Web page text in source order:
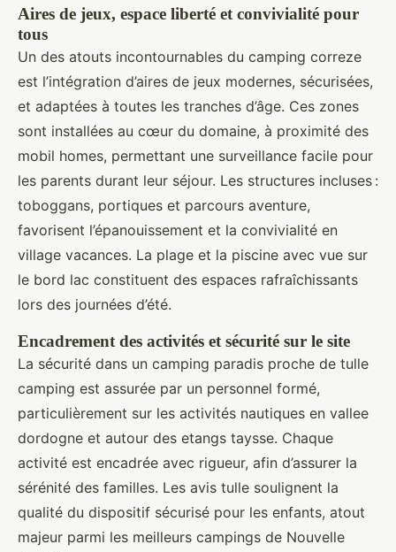
Aires de jeux, espace liberté et convivialité pour
tous
Un des atouts incontournables du camping correze
est l’intégration d’aires de jeux modernes, sécurisées,
et adaptées à toutes les tranches d’âge. Ces zones
sont installées au cœur du domaine, à proximité des
mobil homes, permettant une surveillance facile pour
les parents durant leur séjour. Les structures incluses :
toboggans, portiques et parcours aventure,
favorisent l’épanouissement et la convivialité en
village vacances. La plage et la piscine avec vue sur
le bord lac constituent des espaces rafraîchissants
lors des journées d’été.
Encadrement des activités et sécurité sur le site
La sécurité dans un camping paradis proche de tulle
camping est assurée par un personnel formé,
particulièrement sur les activités nautiques en vallee
dordogne et autour des etangs taysse. Chaque
activité est encadrée avec rigueur, afin d’assurer la
sérénité des familles. Les avis tulle soulignent la
qualité du dispositif sécurisé pour les enfants, atout
majeur parmi les meilleurs campings de Nouvelle